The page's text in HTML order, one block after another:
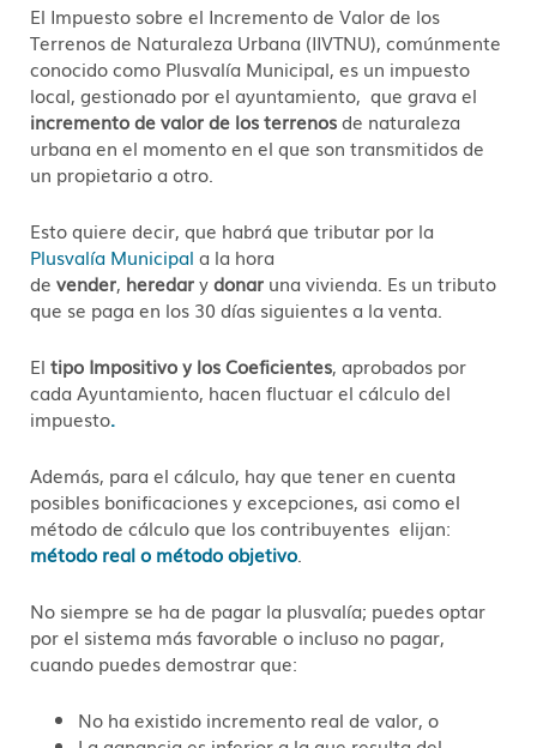
El Impuesto sobre el Incremento de Valor de los
Terrenos de Naturaleza Urbana (IIVTNU), comúnmente
conocido como Plusvalía Municipal, es un impuesto
local, gestionado por el ayuntamiento, que grava el
incremento de valor de los terrenosde naturaleza
urbana en el momento en el que son transmitidos de
un propietario a otro.
Esto quiere decir, que habrá que tributar por la
Plusvalía Municipal a la hora
de vender, heredarydonar una vivienda. Es un tributo
que se paga en los 30 días siguientes a la venta.
El tipo Impositivo y los Coeficientes, aprobados por
cada Ayuntamiento, hacen fluctuar el cálculo del
impuesto.
Además, para el cálculo, hay que tener en cuenta
posibles bonificaciones y excepciones, asi como el
método de cálculo que los contribuyentes elijan:
método real o método objetivo
No siempre se ha de pagar la plusvalía; puedes optar
por el sistema más favorable o incluso no pagar,
cuando puedes demostrar que:
No ha existido incremento real de valor, o